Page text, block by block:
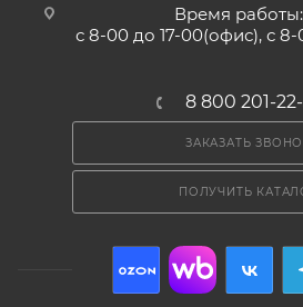
Время
с 8-00 до 17-00(офис), с 8-
8 800 201-
ЗАКАЗАТЬ
ПОЛУЧИТЬ